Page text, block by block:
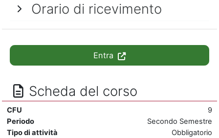
Orario di ricevimento
Entra
Scheda del corso
CFU
9
Periodo
Secondo Semestre
Tipo di attività
Obbligatorio